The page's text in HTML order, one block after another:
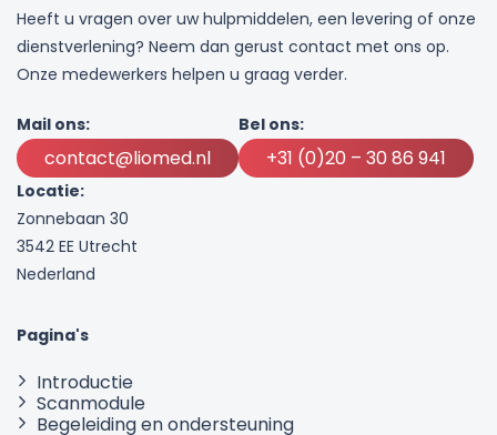
Heeft u vragen over uw hulpmiddelen, een levering of onze
dienstverlening? Neem dan gerust contact met ons op.
Onze medewerkers helpen u graag verder.
Mail ons:
contact@liomed.nl
Bel ons:
+31 (0)20 – 30 86 941
Locatie:
Zonnebaan 30
3542 EE Utrecht
Nederland
Pagina's
Introductie
Scanmodule
Begeleiding en ondersteuning